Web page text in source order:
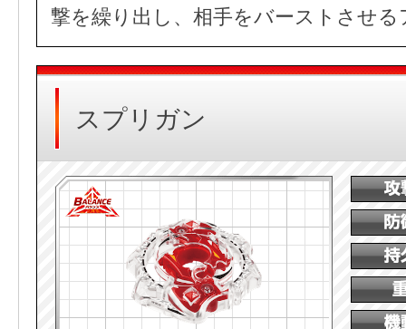
撃を繰り出し、相手をバーストさせ
スプリガン